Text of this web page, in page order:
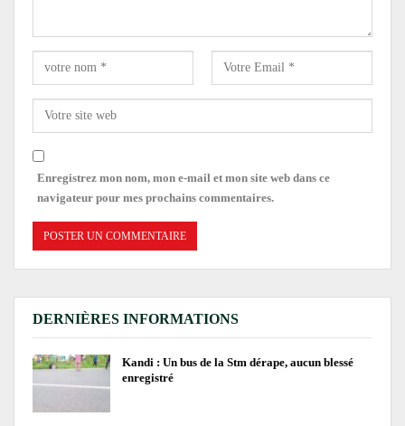
Enregistrez mon nom, mon e-mail et mon site web dans ce
navigateur pour mes prochains commentaires.
DERNIÈRES INFORMATIONS
Kandi : Un bus de la Stm dérape, aucun blessé
enregistré